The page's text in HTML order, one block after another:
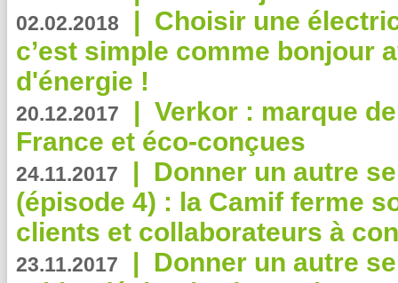
02.02.2018 | Choisir une
c’est simple comme bonjour
d'énergie !
20.12.2017 | Verkor : marque
France et éco-conçues
24.11.2017 | Donner un autre
(épisode 4) : la Camif ferme
clients et collaborateurs à
23.11.2017 | Donner un autre